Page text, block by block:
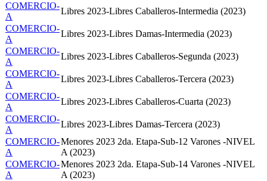
COMERCIO-
A
Libres 2023-Libres Caballeros-Intermedia (2023)
COMERCIO-
A
Libres 2023-Libres Damas-Intermedia (2023)
COMERCIO-
A
Libres 2023-Libres Caballeros-Segunda (2023)
COMERCIO-
A
Libres 2023-Libres Caballeros-Tercera (2023)
COMERCIO-
A
Libres 2023-Libres Caballeros-Cuarta (2023)
COMERCIO-
A
Libres 2023-Libres Damas-Tercera (2023)
COMERCIO-
A
Menores 2023 2da. Etapa-Sub-12 Varones -NIVEL
A (2023)
COMERCIO-
A
Menores 2023 2da. Etapa-Sub-14 Varones -NIVEL
A (2023)